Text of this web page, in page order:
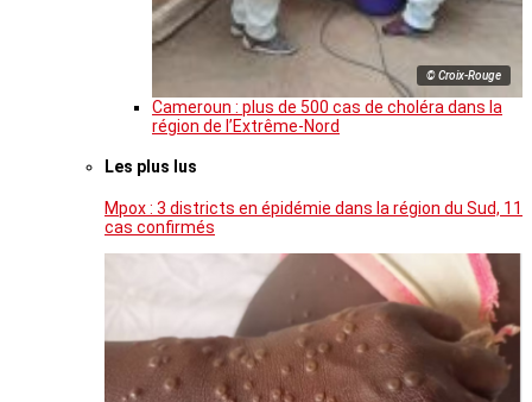
© Croix-Rouge
Cameroun : plus de 500 cas de choléra dans la
région de l’Extrême-Nord
Les plus lus
Mpox : 3 districts en épidémie dans la région du Sud, 11
cas confirmés